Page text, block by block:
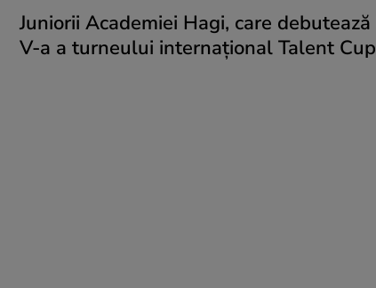
Juniorii Academiei Hagi, care
V-a a turneului internaţional Talent